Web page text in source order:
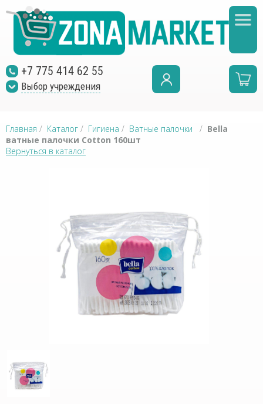
+7 775 414 62 55
Выбор учреждения
Главная / Каталог / Гигиена / Ватные палочки / Bella
ватные палочки Cotton 160шт
Вернуться в каталог